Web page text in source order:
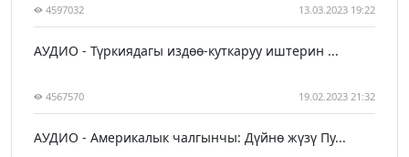
4597032 13.03.2023 19:22
АУДИО - Түркиядагы издөө-куткаруу иштерин ...
4567570 19.02.2023 21:32
АУДИО - Америкалык чалгынчы: Дүйнө жүзү Пу...